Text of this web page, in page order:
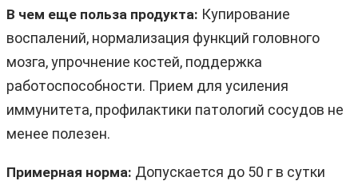
В чем еще польза продукта: Купирование
воспалений, нормализация функций головного
мозга, упрочнение костей, поддержка
работоспособности. Прием для усиления
иммунитета, профилактики патологий сосудов не
менее полезен.
Примерная норма: Допускается до 50 г в сутки